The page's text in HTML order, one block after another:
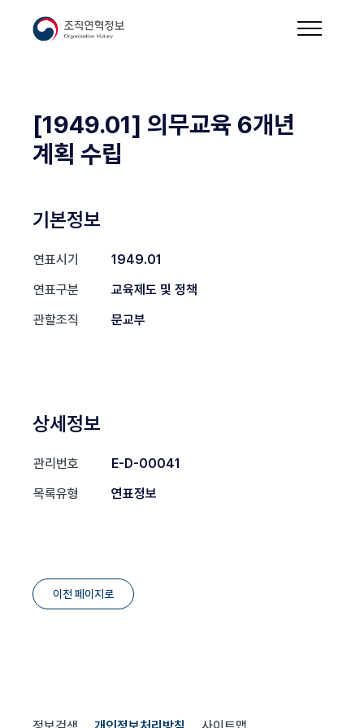
[1949.01] 의무교육 6개년
계획 수립
기본정보
연표시기
1949.01
연표구분
교육제도 및 정책
관할조직
문교부
상세정보
관리번호
E-D-00041
목록유형
연표정보
이전 페이지로